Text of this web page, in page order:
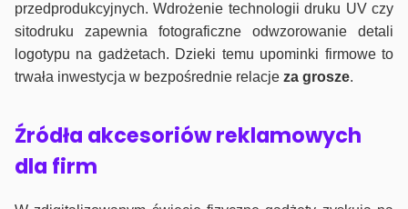
przedprodukcyjnych. Wdrożenie technologii druku UV czy
sitodruku zapewnia fotograficzne odwzorowanie detali
logotypu na gadżetach. Dzieki temu upominki firmowe to
trwała inwestycja w bezpośrednie relacje za grosze.
Źródła akcesoriów reklamowych
dla firm